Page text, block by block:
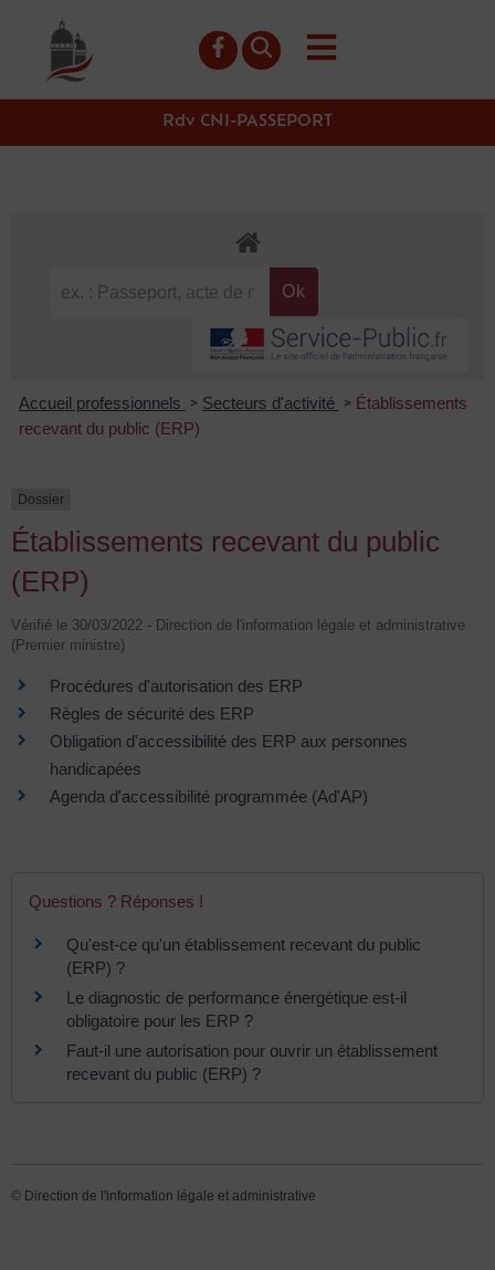
principal
Rdv CNI-PASSEPORT
Accueil professionnels > Secteurs d'activité > Établissements
recevant du public (ERP)
Dossier
Établissements recevant du public
(ERP)
Vérifié le 30/03/2022 - Direction de l'information légale et administrative
(Premier ministre)
Procédures d'autorisation des ERP
Règles de sécurité des ERP
Obligation d'accessibilité des ERP aux personnes
handicapées
Agenda d'accessibilité programmée (Ad'AP)
Questions ? Réponses !
Qu'est-ce qu'un établissement recevant du public
(ERP) ?
Le diagnostic de performance énergétique est-il
obligatoire pour les ERP ?
Faut-il une autorisation pour ouvrir un établissement
recevant du public (ERP) ?
© Direction de l'information légale et administrative